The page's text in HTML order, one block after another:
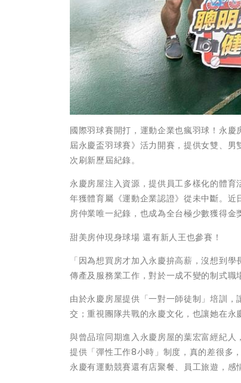
國際羽球賽開打，運動企業也瘋羽球！永
屆永慶盃羽球賽》活力開賽，提供女雙、
次刷新歷屆紀錄。
永慶房屋注入資源，提供員工多樣化的體
年獲體育屬《運動企業認證》從未中斷。
房仲業唯一紀錄，也成為全台極少數獲得金
甜美房仲現身球場 還有新人王也參賽！
「因為想買房才加入永慶拚高薪，沒想到
傳產及服務業工作，對於一成不變的制式職
由於永慶房屋提供「一對一師徒制」培訓
交；重視團隊共戰的永慶文化，也讓她在永
與曾品瑄同期進入永慶房屋的葉宏富經紀
提供「彈性工作8小時」制度，真的差很多
永慶有運動競賽還有店聚餐、員工旅遊，感